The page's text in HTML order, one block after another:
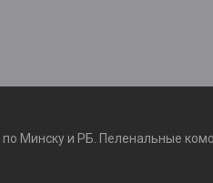
Минску и РБ. Пеленальные